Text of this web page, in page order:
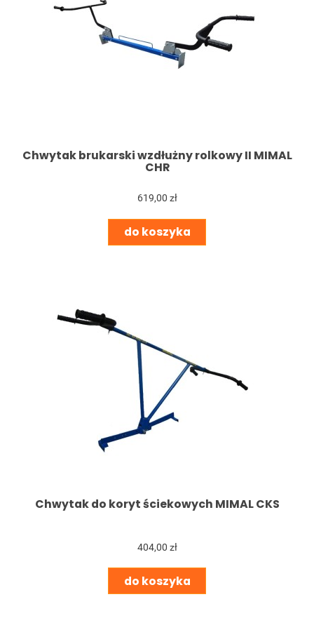
Chwytak brukarski wzdłużny rolkowy II MIMAL
CHR
619,00 zł
do koszyka
Chwytak do koryt ściekowych MIMAL CKS
404,00 zł
do koszyka